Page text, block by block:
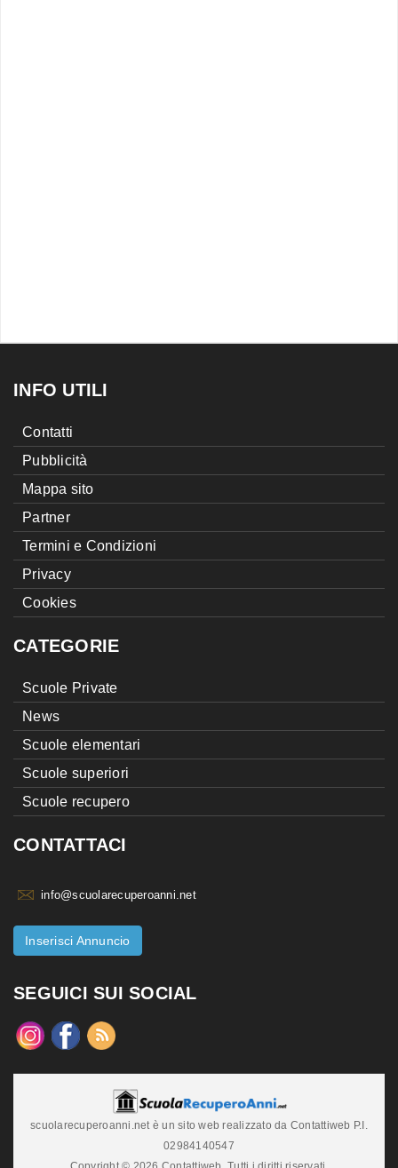
INFO UTILI
Contatti
Pubblicità
Mappa sito
Partner
Termini e Condizioni
Privacy
Cookies
CATEGORIE
Scuole Private
News
Scuole elementari
Scuole superiori
Scuole recupero
CONTATTACI
info@scuolarecuperoanni.net
Inserisci Annuncio
SEGUICI SUI SOCIAL
scuolarecuperoanni.net è un sito web realizzato da Contattiweb P.I.
02984140547